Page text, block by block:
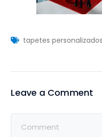
tapetes
Leave a Comment